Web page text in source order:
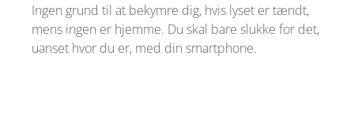
Ingen grund til at bekymre dig, hvis lyset er tændt,
mens ingen er hjemme. Du skal bare slukke for det,
uanset hvor du er, med din smartphone.